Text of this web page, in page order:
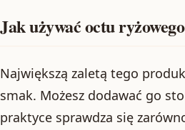
Jak używać octu
Największą zaletą tego
smak. Możesz dodawać go
praktyce sprawdza się